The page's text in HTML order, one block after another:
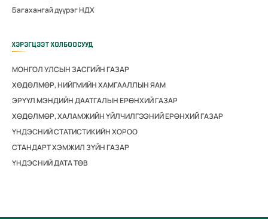
Багахангай дүүрэг НДХ
ХЭРЭГЦЭЭТ ХОЛБООСУУД
МОНГОЛ УЛСЫН ЗАСГИЙН ГАЗАР
ХӨДӨЛМӨР, НИЙГМИЙН ХАМГААЛЛЫН ЯАМ
ЭРҮҮЛ МЭНДИЙН ДААТГАЛЫН ЕРӨНХИЙ ГАЗАР
ХӨДӨЛМӨР, ХАЛАМЖИЙН ҮЙЛЧИЛГЭЭНИЙ ЕРӨНХИЙ ГАЗАР
ҮНДЭСНИЙ СТАТИСТИКИЙН ХОРОО
СТАНДАРТ ХЭМЖИЛ ЗҮЙН ГАЗАР
ҮНДЭСНИЙ ДАТА ТӨВ